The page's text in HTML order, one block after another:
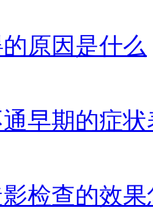
原因是什么
早期的症状
检查的效果